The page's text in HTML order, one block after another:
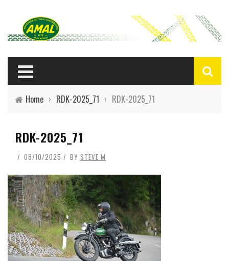
Home › RDK-2025_71 › RDK-2025_71
RDK-2025_71
08/10/2025 BY STEVE M